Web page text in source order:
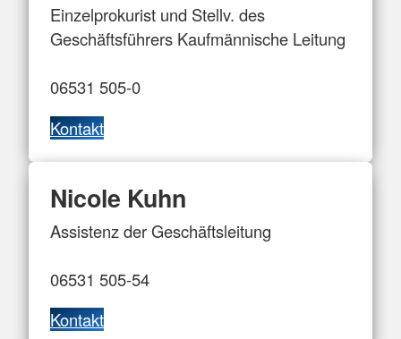
Einzelprokurist und Stellv. des
Geschäftsführers Kaufmännische Leitung
06531 505-0
Kontakt
Nicole Kuhn
Assistenz der Geschäftsleitung
06531 505-54
Kontakt